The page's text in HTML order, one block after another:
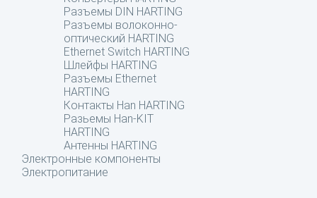
Разъемы DIN HARTING
Разъемы волоконно-
оптический HARTING
Ethernet Switch HARTING
Шлейфы HARTING
Разъемы Ethernet
HARTING
Контакты Han HARTING
Разьемы Han-KIT
HARTING
Антенны HARTING
Электронные компоненты
Электропитание